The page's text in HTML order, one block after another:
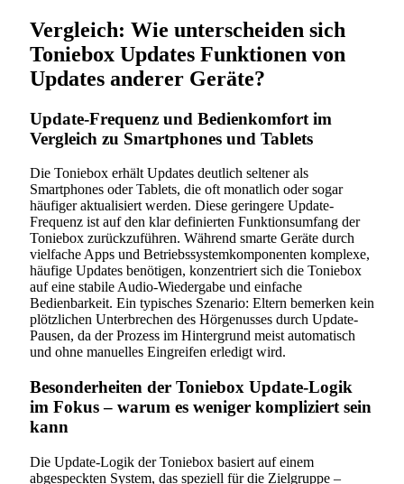
Vergleich: Wie unterscheiden sich
Toniebox Updates Funktionen von
Updates anderer Geräte?
Update-Frequenz und Bedienkomfort im
Vergleich zu Smartphones und Tablets
Die Toniebox erhält Updates deutlich seltener als
Smartphones oder Tablets, die oft monatlich oder sogar
häufiger aktualisiert werden. Diese geringere Update-
Frequenz ist auf den klar definierten Funktionsumfang der
Toniebox zurückzuführen. Während smarte Geräte durch
vielfache Apps und Betriebssystemkomponenten komplexe,
häufige Updates benötigen, konzentriert sich die Toniebox
auf eine stabile Audio-Wiedergabe und einfache
Bedienbarkeit. Ein typisches Szenario: Eltern bemerken kein
plötzlichen Unterbrechen des Hörgenusses durch Update-
Pausen, da der Prozess im Hintergrund meist automatisch
und ohne manuelles Eingreifen erledigt wird.
Besonderheiten der Toniebox Update-Logik
im Fokus – warum es weniger kompliziert sein
kann
Die Update-Logik der Toniebox basiert auf einem
abgespeckten System, das speziell für die Zielgruppe –